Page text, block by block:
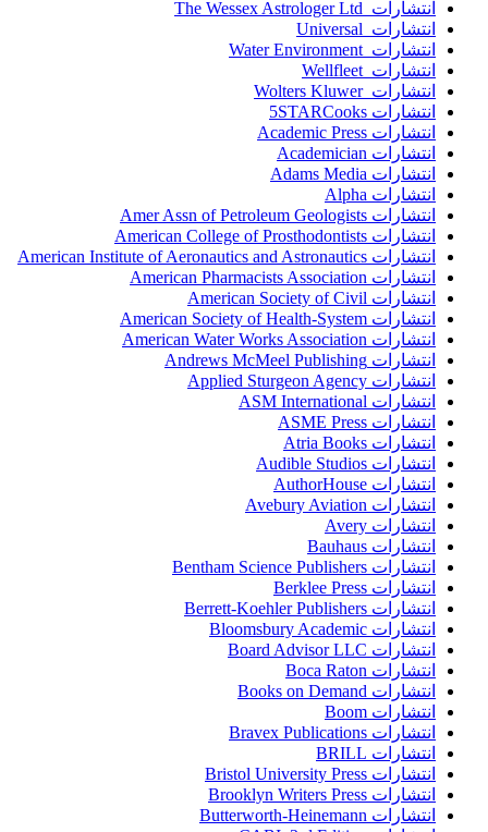
انتشارات The Wessex Astrologer Ltd
انتشارات Universal
انتشارات Water Environment
انتشارات Wellfleet
انتشارات Wolters Kluwer
انتشارات 5STARCooks
انتشارات Academic Press
انتشارات Academician
انتشارات Adams Media
انتشارات Alpha
انتشارات Amer Assn of Petroleum Geologists
انتشارات American College of Prosthodontists
انتشارات American Institute of Aeronautics and Astronautics
انتشارات American Pharmacists Association
انتشارات American Society of Civil
انتشارات American Society of Health-System
انتشارات American Water Works Association
انتشارات Andrews McMeel Publishing
انتشارات Applied Sturgeon Agency
انتشارات ASM International
انتشارات ASME Press
انتشارات Atria Books
انتشارات Audible Studios
انتشارات AuthorHouse
انتشارات Avebury Aviation
انتشارات Avery
انتشارات Bauhaus
انتشارات Bentham Science Publishers
انتشارات Berklee Press
انتشارات Berrett-Koehler Publishers
انتشارات Bloomsbury Academic
انتشارات Board Advisor LLC
انتشارات Boca Raton
انتشارات Books on Demand
انتشارات Boom
انتشارات Bravex Publications
انتشارات BRILL
انتشارات Bristol University Press
انتشارات Brooklyn Writers Press
انتشارات Butterworth-Heinemann